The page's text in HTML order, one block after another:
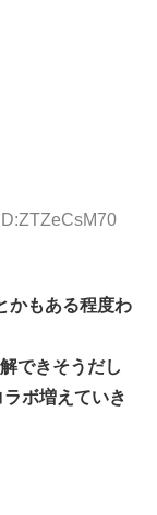
かもある程度わ
できそうだし
ボ増えていき